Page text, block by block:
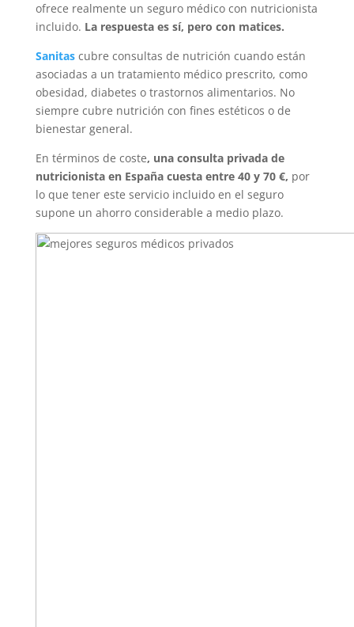
ofrece realmente un seguro médico con nutricionista
incluido. La respuesta es sí, pero con matices.
Sanitascubre consultas de nutrición cuando están
asociadas a un tratamiento médico prescrito, como
obesidad, diabetes o trastornos alimentarios. No
siempre cubre nutrición con fines estéticos o de
bienestar general.
En términos de coste, una consulta privada de
nutricionista en España cuesta entre 40 y 70 €, por
lo que tener este servicio incluido en el seguro
supone un ahorro considerable a medio plazo.